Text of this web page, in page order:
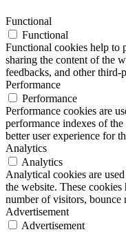
Functional
Functional
Functional cookies help to
sharing the content of the
feedbacks, and other third-
Performance
Performance
Performance cookies are
performance indexes of
better user experience for
Analytics
Analytics
Analytical cookies are
the website. These
number of visitors, bounce
Advertisement
Advertisement